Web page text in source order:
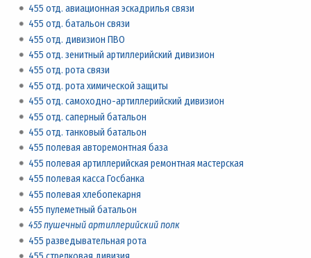
455 отд. авиационная эскадрилья связи
455 отд. батальон связи
455 отд. дивизион ПВО
455 отд. зенитный артиллерийский дивизион
455 отд. рота связи
455 отд. рота химической защиты
455 отд. самоходно-артиллерийский дивизион
455 отд. саперный батальон
455 отд. танковый батальон
455 полевая авторемонтная база
455 полевая артиллерийская ремонтная мастерская
455 полевая касса Госбанка
455 полевая хлебопекарня
455 пулеметный батальон
455 пушечный артиллерийский полк
455 разведывательная рота